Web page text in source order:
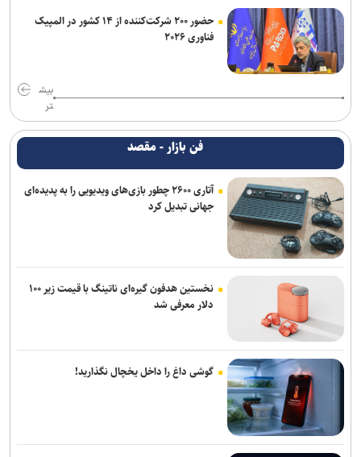
حضور ۲۰۰ شرکت‌کننده از ۱۴ کشور در المپیک
فناوری ۲۰۲۶
بیش
تر
فن بازار - مقصد
آتاری ۲۶۰۰ چطور بازی‌های ویدیویی را به پدیده‌ای
جهانی تبدیل کرد
نخستین هدفون گیره‌ای ناتینگ با قیمت زیر ۱۰۰
دلار معرفی شد
گوشی داغ را داخل یخچال نگذارید!